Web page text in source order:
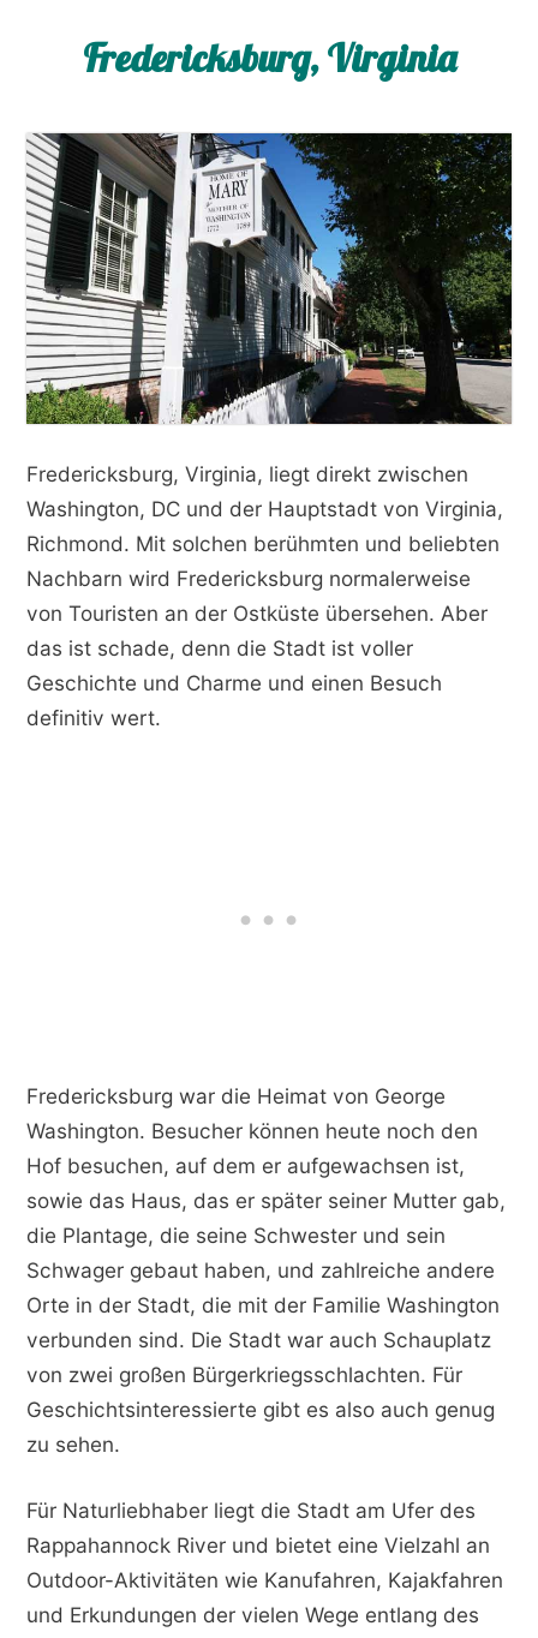
Fredericksburg, Virginia
Fredericksburg, Virginia, liegt direkt zwischen
Washington, DC und der Hauptstadt von Virginia,
Richmond. Mit solchen berühmten und beliebten
Nachbarn wird Fredericksburg normalerweise
von Touristen an der Ostküste übersehen. Aber
das ist schade, denn die Stadt ist voller
Geschichte und Charme und einen Besuch
definitiv wert.
Fredericksburg war die Heimat von George
Washington. Besucher können heute noch den
Hof besuchen, auf dem er aufgewachsen ist,
sowie das Haus, das er später seiner Mutter gab,
die Plantage, die seine Schwester und sein
Schwager gebaut haben, und zahlreiche andere
Orte in der Stadt, die mit der Familie Washington
verbunden sind. Die Stadt war auch Schauplatz
von zwei großen Bürgerkriegsschlachten. Für
Geschichtsinteressierte gibt es also auch genug
zu sehen.
Für Naturliebhaber liegt die Stadt am Ufer des
Rappahannock River und bietet eine Vielzahl an
Outdoor-Aktivitäten wie Kanufahren, Kajakfahren
und Erkundungen der vielen Wege entlang des